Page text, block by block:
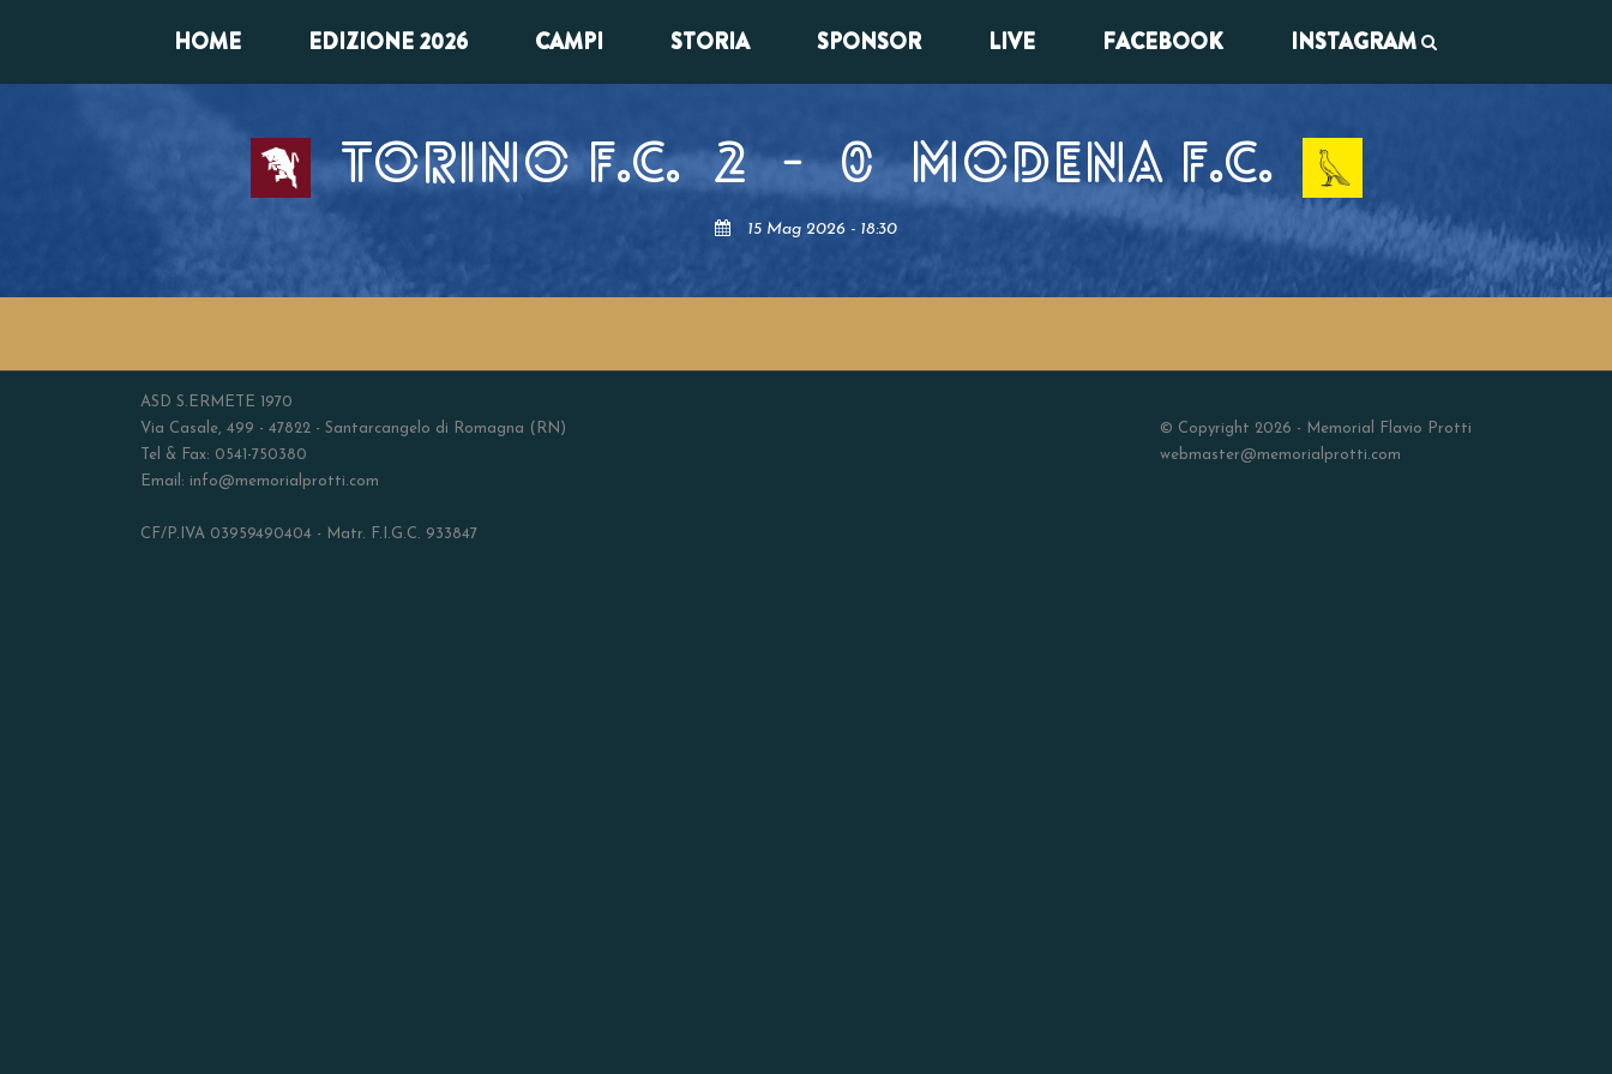
HOME EDIZIONE 2026 CAMPI STORIA SPONSOR LIVE FACEBOOK INSTAGRAM
TORINO F.C. 2 - 0 MODENA F.C.
15 Mag 2026 - 18:30
ASD S.ERMETE 1970
Via Casale, 499 - 47822 - Santarcangelo di Romagna (RN)
Tel & Fax: 0541-750380
Email: info@memorialprotti.com
CF/P.IVA 03959490404 - Matr. F.I.G.C. 933847
© Copyright 2026 - Memorial Flavio Protti
webmaster@memorialprotti.com